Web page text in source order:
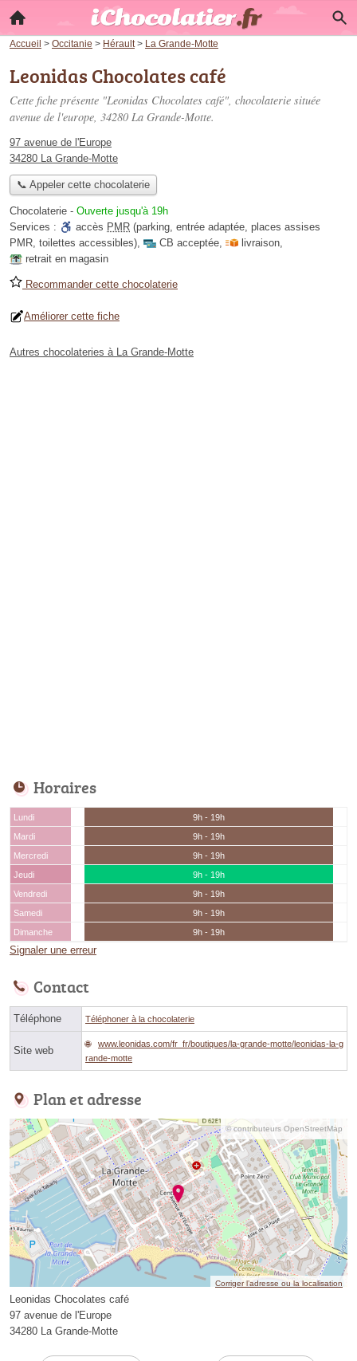
Accueil > Occitanie > Hérault > La Grande-Motte
Leonidas Chocolates café
Cette fiche présente "Leonidas Chocolates café", chocolaterie située
avenue de l'europe, 34280 La Grande-Motte.
97 avenue de l'Europe
34280 La Grande-Motte
📞 Appeler cette chocolaterie
Chocolaterie - Ouverte jusqu'à 19h
Services :
accès PMR (parking, entrée adaptée, places assises
PMR, toilettes accessibles), CB acceptée, livraison,
retrait en magasin
Recommander cette chocolaterie
Améliorer cette fiche
Autres chocolateries à La Grande-Motte
Horaires
Lundi
9h - 19h
Mardi
9h - 19h
Mercredi
9h - 19h
Jeudi
9h - 19h
Vendredi
9h - 19h
Samedi
9h - 19h
Dimanche
9h - 19h
Signaler une erreur
Contact
Téléphone Téléphoner à la chocolaterie
Site web
www.leonidas.com/fr_fr/boutiques/la-grande-motte/leonidas-la-g
rande-motte
Plan et adresse
© contributeurs OpenStreetMap
Corriger l’adresse ou la localisation
Leonidas Chocolates café
97 avenue de l'Europe
34280 La Grande-Motte